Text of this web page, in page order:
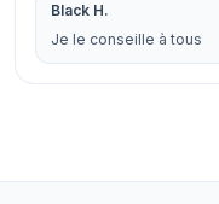
Black H.
Je le conseille à tous